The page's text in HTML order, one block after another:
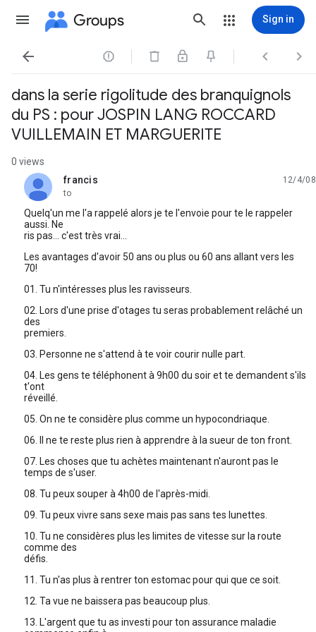
Groups Sign in
   
dans la serie rigolitude des branquignols
du PS : pour JOSPIN LANG ROCCARD
VUILLEMAIN ET MARGUERITE
0 views
francis
unread,
12/4/08
to
Quelq'un me l'a rappelé alors je te l'envoie pour te le rappeler
aussi. Ne
ris pas... c'est très vrai...
Les avantages d'avoir 50 ans ou plus ou 60 ans allant vers les
70!
01. Tu n'intéresses plus les ravisseurs.
02. Lors d'une prise d'otages tu seras probablement relâché un
des
premiers.
03. Personne ne s'attend à te voir courir nulle part.
04. Les gens te téléphonent à 9h00 du soir et te demandent s'ils
t'ont
réveillé.
05. On ne te considère plus comme un hypocondriaque.
06. Il ne te reste plus rien à apprendre à la sueur de ton front.
07. Les choses que tu achètes maintenant n'auront pas le
temps de s'user.
08. Tu peux souper à 4h00 de l'après-midi.
09. Tu peux vivre sans sexe mais pas sans tes lunettes.
10. Tu ne considères plus les limites de vitesse sur la route
comme des
défis.
11. Tu n'as plus à rentrer ton estomac pour qui que ce soit.
12. Ta vue ne baissera pas beaucoup plus.
13. L'argent que tu as investi pour ton assurance maladie